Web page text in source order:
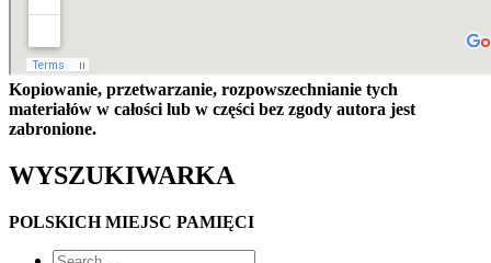
Kopiowanie, przetwarzanie, rozpowszechnianie tych
materiałów w całości lub w części bez zgody autora jest
zabronione.
WYSZUKIWARKA
POLSKICH MIEJSC PAMIĘCI